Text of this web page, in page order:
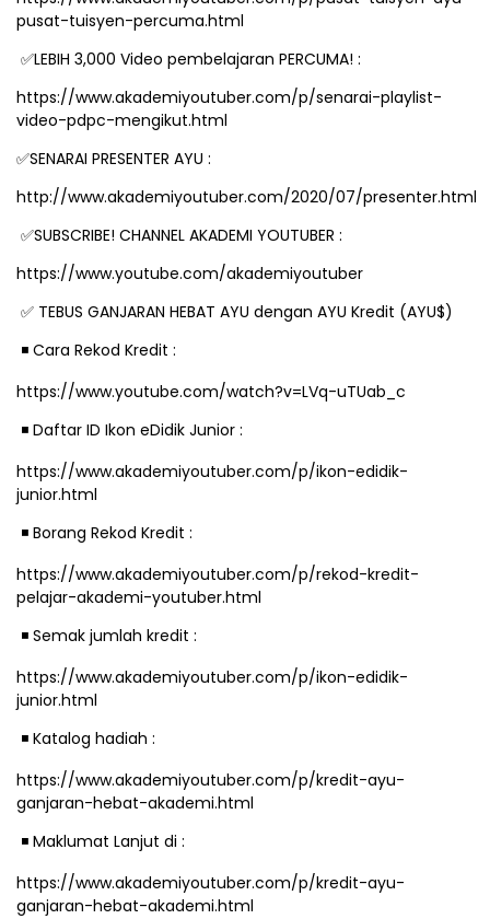
pusat-tuisyen-percuma.html
✅LEBIH 3,000 Video pembelajaran PERCUMA! :
https://www.akademiyoutuber.com/p/senarai-playlist-
video-pdpc-mengikut.html
✅SENARAI PRESENTER AYU :
http://www.akademiyoutuber.com/2020/07/presenter.html
✅SUBSCRIBE! CHANNEL AKADEMI YOUTUBER :
https://www.youtube.com/akademiyoutuber
✅ TEBUS GANJARAN HEBAT AYU dengan AYU Kredit (AYU$)
◾ ️ Cara Rekod Kredit :
https://www.youtube.com/watch?v=LVq-uTUab_c
◾ ️ Daftar ID Ikon eDidik Junior :
https://www.akademiyoutuber.com/p/ikon-edidik-
junior.html
◾ ️ Borang Rekod Kredit :
https://www.akademiyoutuber.com/p/rekod-kredit-
pelajar-akademi-youtuber.html
◾ ️ Semak jumlah kredit :
https://www.akademiyoutuber.com/p/ikon-edidik-
junior.html
◾ ️ Katalog hadiah :
https://www.akademiyoutuber.com/p/kredit-ayu-
ganjaran-hebat-akademi.html
◾ ️ Maklumat Lanjut di :
https://www.akademiyoutuber.com/p/kredit-ayu-
ganjaran-hebat-akademi.html